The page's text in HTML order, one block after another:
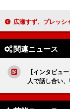
広瀬すず、プレッシャーは「あまり感じていない」 朝ドラヒロ
関連ニュース
【インタビュ
人で話し合い